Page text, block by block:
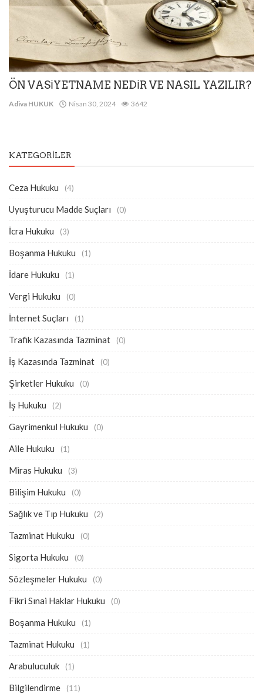
ÖN VASİYETNAME NEDİR VE NASIL YAZILIR?
Adiva HUKUK Nisan 30, 2024 3642
KATEGORILER
Ceza Hukuku (4)
Uyuşturucu Madde Suçları (0)
İcra Hukuku (3)
Boşanma Hukuku (1)
İdare Hukuku (1)
Vergi Hukuku (0)
İnternet Suçları (1)
Trafik Kazasında Tazminat (0)
İş Kazasında Tazminat (0)
Şirketler Hukuku (0)
İş Hukuku (2)
Gayrimenkul Hukuku (0)
Aile Hukuku (1)
Miras Hukuku (3)
Bilişim Hukuku (0)
Sağlık ve Tıp Hukuku (2)
Tazminat Hukuku (0)
Sigorta Hukuku (0)
Sözleşmeler Hukuku (0)
Fikri Sınai Haklar Hukuku (0)
Boşanma Hukuku (1)
Tazminat Hukuku (1)
Arabuluculuk (1)
Bilgilendirme (11)